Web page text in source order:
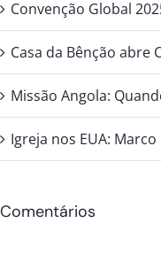
Convenção Global
Casa da Bênção abre
Missão Angola:
Igreja nos EUA:
Comentários